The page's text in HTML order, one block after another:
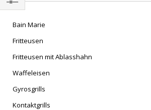
Bain Marie
Fritteusen
Fritteusen mit Ablasshahn
Waffeleisen
Gyrosgrills
Kontaktgrills
EINKAUFEN
NACH